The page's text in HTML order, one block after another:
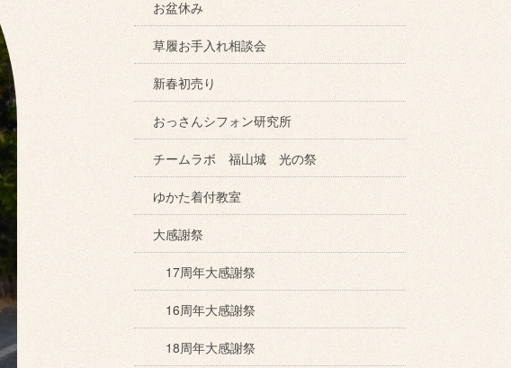
お盆休み
草履お手入れ相談会
新春初売り
おっさんシフォン研究所
チームラボ 福山城 光の祭
ゆかた着付教室
大感謝祭
17周年大感謝祭
16周年大感謝祭
18周年大感謝祭